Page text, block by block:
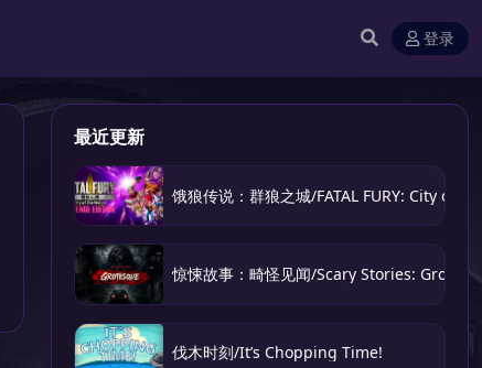
登录
最近更新
饿狼传说：群狼之城/FATAL FURY: City of
惊悚故事：畸怪见闻/Scary Stories:
伐木时刻/It’s Chopping Time!